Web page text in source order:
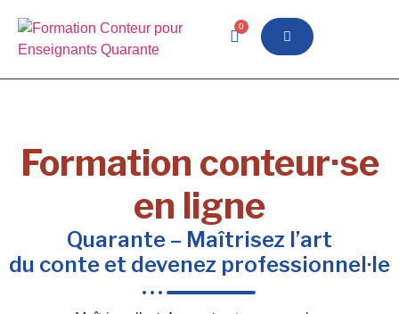
0
Formation conteur·se
en ligne
Quarante – Maîtrisez l’art
du conte et devenez professionnel·le